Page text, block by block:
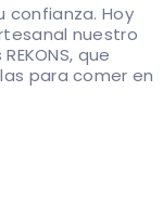
confianza. Hoy
nuestro
que
para comer en